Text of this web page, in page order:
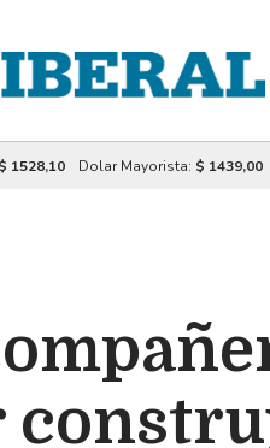
$ 1528,10 Dolar Mayorista: $ 1439,00